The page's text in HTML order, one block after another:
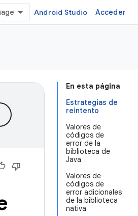
Android Studio Acceder
En esta página
Estrategias de
reintento
Valores de
códigos de
error de la
biblioteca de
Java
Valores de
códigos de
error adicionales
de la biblioteca
nativa